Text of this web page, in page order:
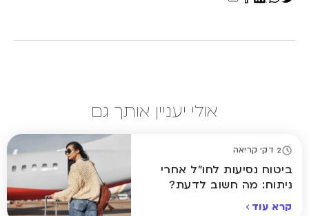
אולי יעניין אותך גם
2 דק' קריאה
ביטוח נסיעות לחו"ל אחרי
ניתוח: מה חשוב לדעת?
קרא עוד